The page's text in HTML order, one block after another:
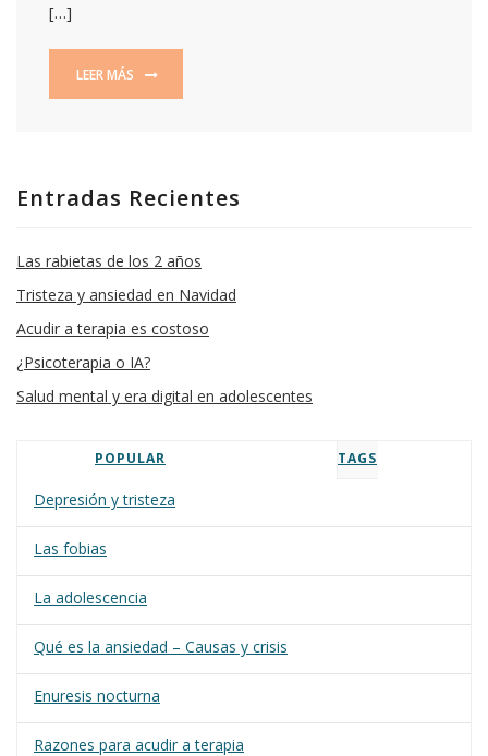
[…]
LEER MÁS
Entradas Recientes
Las rabietas de los 2 años
Tristeza y ansiedad en Navidad
Acudir a terapia es costoso
¿Psicoterapia o IA?
Salud mental y era digital en adolescentes
POPULAR TAGS
Depresión y tristeza
Las fobias
La adolescencia
Qué es la ansiedad – Causas y crisis
Enuresis nocturna
Razones para acudir a terapia